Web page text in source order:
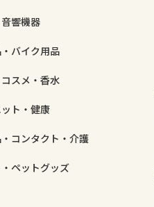
響機器
バイク用品
スメ・香水
ト・健康
コンタクト・介護
ペットグッズ